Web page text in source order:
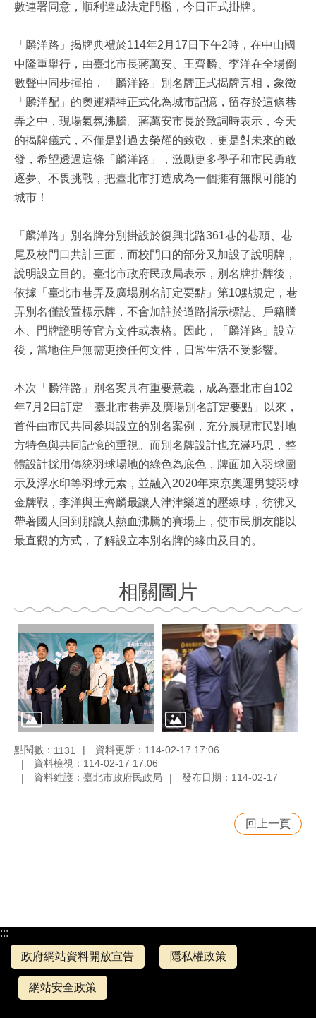
數連署同意，順利達成法定門檻，今日正式掛牌。
「麟洋路」揭牌典禮於114年2月17日下午2時，在中山國
中隆重舉行，由臺北市長蔣萬安、王齊麟、李洋在全場倒
數聲中同步揮拍，「麟洋路」別名牌正式揭牌亮相，象徵
「麟洋配」的奧運精神正式化為城市記憶，留存於這條巷
弄之中，現場氣氛沸騰。蔣萬安市長於致詞時表示，今天
的揭牌儀式，不僅是對過去榮耀的致敬，更是對未來的啟
發，希望透過這條「麟洋路」，激勵更多學子和市民勇敢
逐夢、不畏挑戰，把臺北市打造成為一個擁有無限可能的
城市！
「麟洋路」別名牌分別掛設於復興北路361巷的巷頭、巷
尾及校門口共計三面，而校門口的部分又加設了說明牌，
說明設立目的。臺北市政府民政局表示，別名牌掛牌後，
依據「臺北市巷弄及廣場別名訂定要點」第10點規定，巷
弄別名僅設置標示牌，不會加註於道路指示標誌、戶籍謄
本、門牌證明等官方文件或表格。因此，「麟洋路」設立
後，當地住戶無需更換任何文件，日常生活不受影響。
本次「麟洋路」別名案具有重要意義，成為臺北市自102
年7月2日訂定「臺北市巷弄及廣場別名訂定要點」以來，
首件由市民共同參與設立的別名案例，充分展現市民對地
方特色與共同記憶的重視。而別名牌設計也充滿巧思，整
體設計採用傳統羽球場地的綠色為底色，牌面加入羽球圖
示及浮水印等羽球元素，並融入2020年東京奧運男雙羽球
金牌戰，李洋與王齊麟最讓人津津樂道的壓線球，彷彿又
帶著國人回到那讓人熱血沸騰的賽場上，使市民朋友能以
最直觀的方式，了解設立本別名牌的緣由及目的。
相關圖片
點閱數： 1131
資料更新：114-02-17 17:06
資料檢視：114-02-17 17:06
資料維護：臺北市政府民政局
發布日期：114-02-17
回上一頁
:::
政府網站資料開放宣告
隱私權政策
網站安全政策